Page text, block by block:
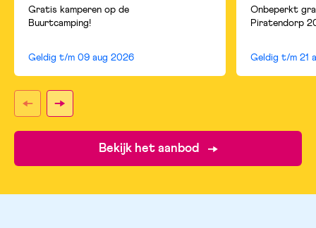
Gratis kamperen op de
Buurtcamping!
Geldig t/m 09 aug 2026
Onbeperkt
Piratendorp
Geldig t/m 21
Bekijk het aanbod